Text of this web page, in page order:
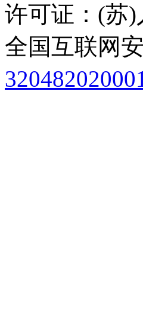
许可证：(苏)
全国互联网